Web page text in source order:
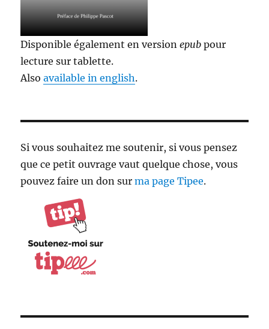
Disponible également en versionepub pour
lecture sur tablette.
Alsoavailable in english.
Si vous souhaitez me soutenir, si vous pensez
que ce petit ouvrage vaut quelque chose, vous
pouvez faire un don surma page Tipee.